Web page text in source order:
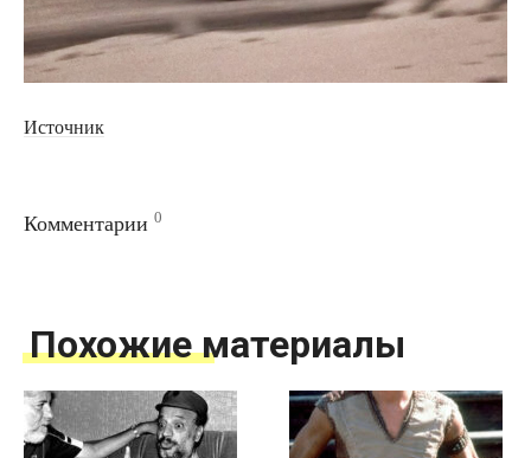
Источник
Комментарии 0
Похожие материалы